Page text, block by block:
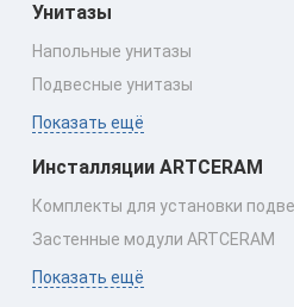
Унитазы
Напольные унитазы
Подвесные унитазы
Показать ещё
Инсталляции ARTCERAM
Комплекты для установки
Застенные модули ARTCERAM
Показать ещё